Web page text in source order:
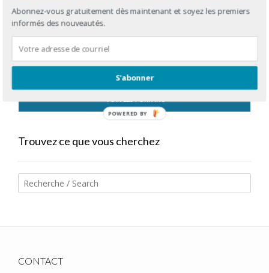
FORFAIT
Trouvez le forfait dont vous avez besoin grâce à deux solutions selon
votre type d’utilisation.
VOIR LES FORFAITS
Trouvez ce que vous cherchez
CONTACT
Abonnez-vous gratuitement dès maintenant et soyez les premiers
informés des nouveautés.
S'abonner
POWERED BY